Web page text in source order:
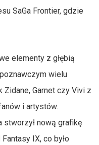
SaGa Frontier, gdzie
elementy z głębią
wielu
Zidane, Garnet czy Vivi z
i artystów.
stworzył nową grafikę
IX, co było